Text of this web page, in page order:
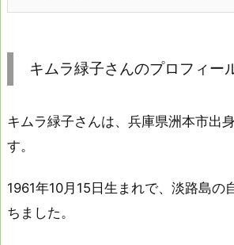
キムラ緑子さんのプロフィー
キムラ緑子さんは、兵庫県洲本市出
す。
1961年10月15日生まれで、淡路島の
ちました。